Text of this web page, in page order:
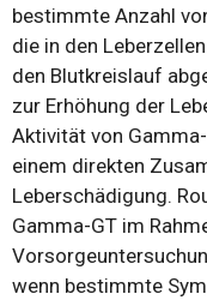
bestimmte Anzahl
die in den
den Blutkreislauf
zur Erhöhung der
Aktivität von
einem direkten
Leberschädigung.
Gamma-GT im
wenn bestimmte